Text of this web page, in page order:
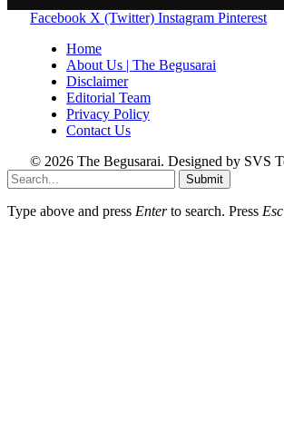
Facebook X (Twitter) Instagram Pinterest
Home
About Us | The Begusarai
Disclaimer
Editorial Team
Privacy Policy
Contact Us
© 2026 The Begusarai. Designed by SVS
Submit
Type above and press Enterto search. Press Esc